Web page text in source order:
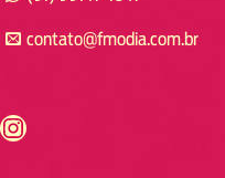
contato@fmodia.com.br
https://www.instagram.com/fmodia.cabofrio/